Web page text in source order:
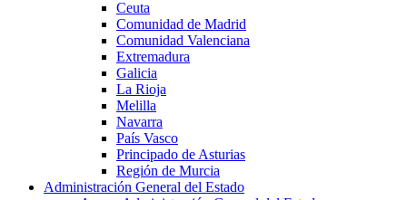
Ceuta
Comunidad de Madrid
Comunidad Valenciana
Extremadura
Galicia
La Rioja
Melilla
Navarra
País Vasco
Principado de Asturias
Región de Murcia
Administración General del Estado